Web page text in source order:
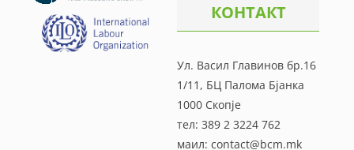
КОНТАКТ
Ул. Васил Главинов бр.16
1/11, БЦ Палома Бјанка
1000 Скопје
тел: 389 2 3224 762
маил: contact@bcm.mk